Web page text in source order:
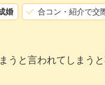
婚 合コン・紹介で交
うと言われてしまうと